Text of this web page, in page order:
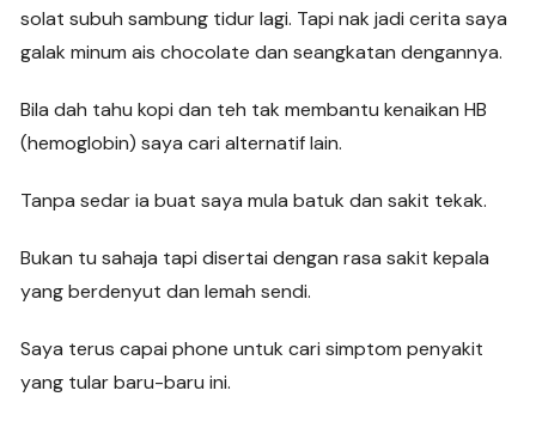
solat subuh sambung tidur lagi. Tapi nak jadi cerita saya
galak minum ais chocolate dan seangkatan dengannya.
Bila dah tahu kopi dan teh tak membantu kenaikan HB
(hemoglobin) saya cari alternatif lain.
Tanpa sedar ia buat saya mula batuk dan sakit tekak.
Bukan tu sahaja tapi disertai dengan rasa sakit kepala
yang berdenyut dan lemah sendi.
Saya terus capai phone untuk cari simptom penyakit
yang tular baru-baru ini.